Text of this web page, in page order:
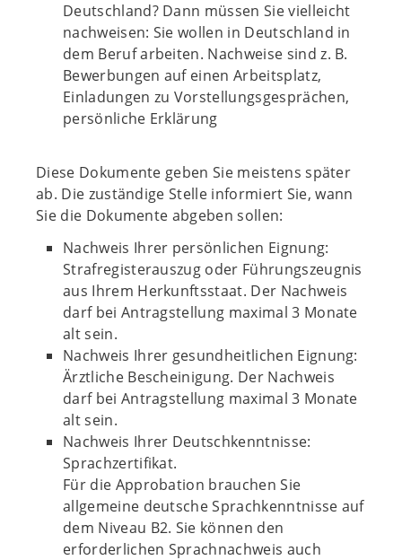
Deutschland? Dann müssen Sie vielleicht
nachweisen: Sie wollen in Deutschland in
dem Beruf arbeiten. Nachweise sind z. B.
Bewerbungen auf einen Arbeitsplatz,
Einladungen zu Vorstellungsgesprächen,
persönliche Erklärung
Diese Dokumente geben Sie meistens später
ab. Die zuständige Stelle informiert Sie, wann
Sie die Dokumente abgeben sollen:
Nachweis Ihrer persönlichen Eignung:
Strafregisterauszug oder Führungszeugnis
aus Ihrem Herkunftsstaat. Der Nachweis
darf bei Antragstellung maximal 3 Monate
alt sein.
Nachweis Ihrer gesundheitlichen Eignung:
Ärztliche Bescheinigung. Der Nachweis
darf bei Antragstellung maximal 3 Monate
alt sein.
Nachweis Ihrer Deutschkenntnisse:
Sprachzertifikat.
Für die Approbation brauchen Sie
allgemeine deutsche Sprachkenntnisse auf
dem Niveau B2. Sie können den
erforderlichen Sprachnachweis auch